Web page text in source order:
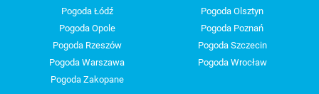
Pogoda Łódź
Pogoda Olsztyn
Pogoda Opole
Pogoda Poznań
Pogoda Rzeszów
Pogoda Szczecin
Pogoda Warszawa
Pogoda Wrocław
Pogoda Zakopane